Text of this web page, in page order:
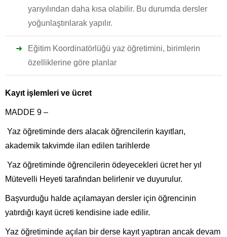
yarıyılından daha kısa olabilir. Bu durumda dersler
yoğunlaştırılarak yapılır.
Eğitim Koordinatörlüğü yaz öğretimini, birimlerin
özelliklerine göre planlar
Kayıt işlemleri ve ücret
MADDE 9 –
Yaz öğretiminde ders alacak öğrencilerin kayıtları,
akademik takvimde ilan edilen tarihlerde
Yaz öğretiminde öğrencilerin ödeyecekleri ücret her yıl
Mütevelli Heyeti tarafından belirlenir ve duyurulur.
Başvurduğu halde açılamayan dersler için öğrencinin
yatırdığı kayıt ücreti kendisine iade edilir.
Yaz öğretiminde açılan bir derse kayıt yaptıran ancak devam